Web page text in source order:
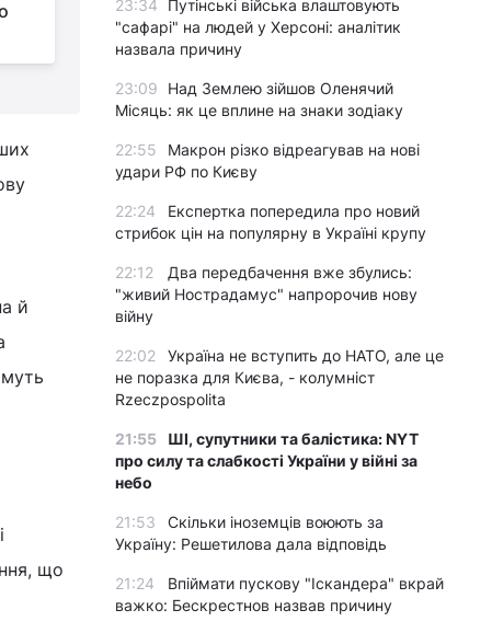
ЗСУ: у NYT розповіли
про настрої росіян
й
що
23:34
Путінські війська влаштовують
"сафарі" на людей у Херсоні: аналітик
назвала причину
23:09
Над Землею зійшов Оленячий
Місяць: як це вплине на знаки зодіаку
22:55
Макрон різко відреагував на нові
удари РФ по Києву
22:24
Експертка попередила про новий
стрибок цін на популярну в Україні крупу
22:12
Два передбачення вже збулись:
"живий Нострадамус" напророчив нову
війну
22:02
Україна не вступить до НАТО, але це
не поразка для Києва, - колумніст
Rzeczpospolita
21:55
ШІ, супутники та балістика: NYT
про силу та слабкості України у війні за
небо
21:53
Скільки іноземців воюють за
Україну: Решетилова дала відповідь
21:24
Впіймати пускову "Іскандера" вкрай
важко: Бескрестнов назвав причину